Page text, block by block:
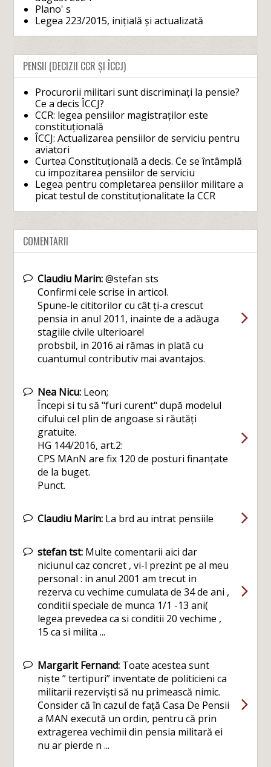
Plano' s
Legea 223/2015, inițială și actualizată
PENSII (DECIZII CCR ȘI ÎCCJ)
Procurorii militari sunt discriminați la pensie?
Ce a decis ÎCCJ?
CCR: legea pensiilor magistraților este
constituțională
ÎCCJ: Actualizarea pensiilor de serviciu pentru
aviatori
Curtea Constituțională a decis. Ce se întâmplă
cu impozitarea pensiilor de serviciu
Legea pentru completarea pensiilor militare a
picat testul de constituționalitate la CCR
COMENTARII
Claudiu Marin:@stefan sts
Confirmi cele scrise in articol.
Spune-le cititorilor cu cât ți-a crescut
pensia in anul 2011, inainte de a adăuga
stagiile civile ulterioare!
probsbil, in 2016 ai rămas in plată cu
cuantumul contributiv mai avantajos.
Nea Nicu: Leon;
Începi si tu să "furi curent" după modelul
cifului cel plin de angoase si răutăți
gratuite.
HG 144/2016, art.2:
CPS MAnN are fix 120 de posturi finanțate
de la buget.
Punct.
Claudiu Marin: La brd au intrat pensiile
stefan tst: Multe comentarii aici dar
niciunul caz concret , vi-l prezint pe al meu
personal : in anul 2001 am trecut in
rezerva cu vechime cumulata de 34 de ani ,
conditii speciale de munca 1/1 -13 ani(
legea prevedea ca si conditii 20 vechime ,
15 ca si milita ...
Margarit Fernand: Toate acestea sunt
niște ” tertipuri” inventate de politicieni ca
militarii rezerviști să nu primească nimic.
Consider că în cazul de față Casa De Pensii
a MAN execută un ordin, pentru că prin
extragerea vechimii din pensia militară ei
nu ar pierde n ...